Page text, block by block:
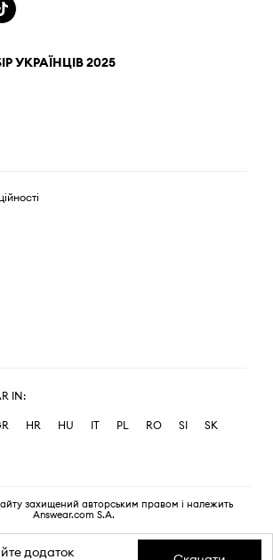
УКРАЇНЦІВ 2025
IN:
HR HU IT PL RO SI
SK
захищений авторським правом і належить
Answear.com S.A.
додаток